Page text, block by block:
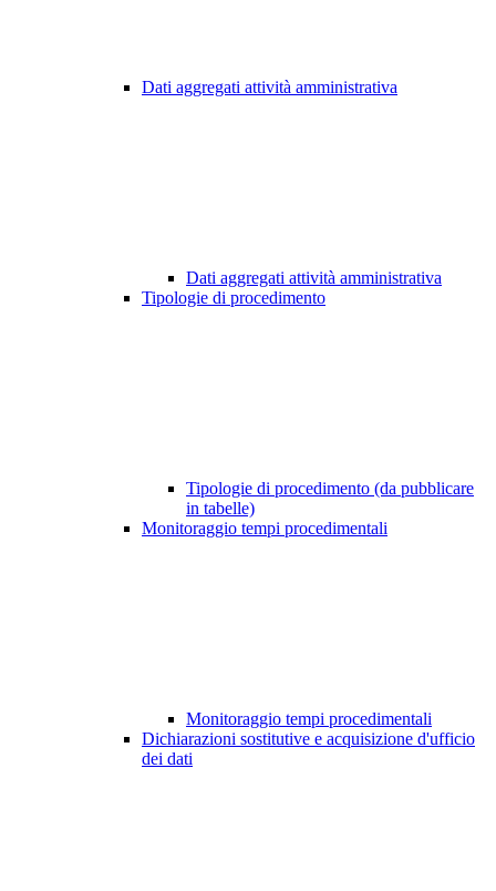
Dati aggregati attività amministrativa
Dati aggregati attività amministrativa
Tipologie di procedimento
Tipologie di procedimento (da pubblicare
in tabelle)
Monitoraggio tempi procedimentali
Monitoraggio tempi procedimentali
Dichiarazioni sostitutive e acquisizione d'ufficio
dei dati